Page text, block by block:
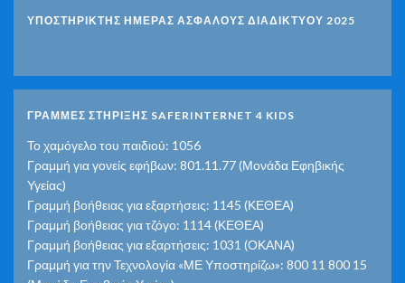
ΥΠΟΣΤΗΡΙΚΤΗΣ ΗΜΕΡΑΣ ΑΣΦΑΛΟΥΣ ΔΙΑΔΙΚΤΥΟΥ 2025
ΓΡΑΜΜΕΣ ΣΤΗΡΙΞΗΣ SAFERINTERNET 4 KIDS
Το χαμόγελο του παιδιού: 1056
Γραμμή για γονείς εφήβων: 801.11.77 (Μονάδα Εφηβικής
Υγείας)
Γραμμή βοήθειας για εξαρτήσεις: 1145 (ΚΕΘΕΑ)
Γραμμή βοήθειας για τζόγο: 1114 (ΚΕΘΕΑ)
Γραμμή βοήθειας για εξαρτήσεις: 1031 (ΟΚΑΝΑ)
Γραμμή για την Τεχνολογία «ΜΕ Υποστηρίζω»: 800 11 800 15